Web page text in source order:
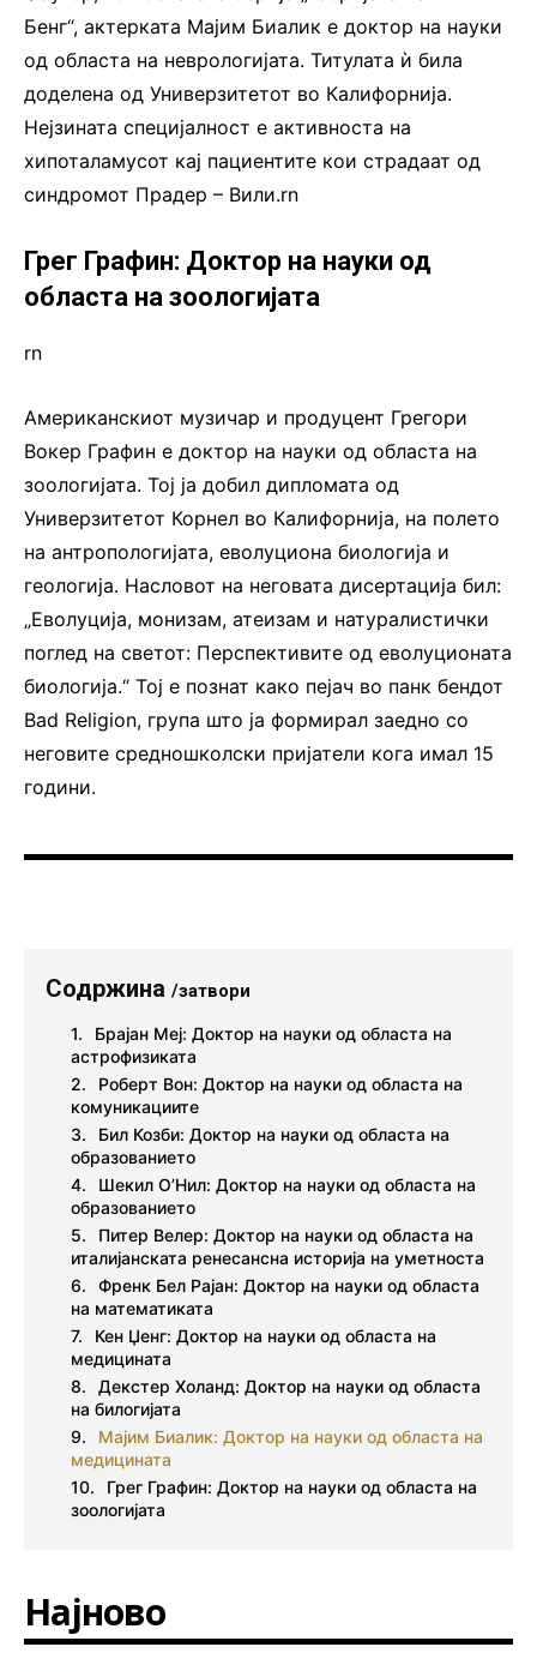
Бенг“, актерката Мајим Биалик е доктор на науки
од областа на неврологијата. Титулата ѝ била
доделена од Универзитетот во Калифорнија.
Нејзината специјалност е активноста на
хипоталамусот кај пациентите кои страдаат од
синдромот Прадер – Вили.rn
Грег Графин: Доктор на науки од
областа на зоологијата
rn
Американскиот музичар и продуцент Грегори
Вокер Графин е доктор на науки од областа на
зоологијата. Тој ја добил дипломата од
Универзитетот Корнел во Калифорнија, на полето
на антропологијата, еволуциона биологија и
геологија. Насловот на неговата дисертација бил:
„Еволуција, монизам, атеизам и натуралистички
поглед на светот: Перспективите од еволуционата
биологија.“ Тој е познат како пејач во панк бендот
Bad Religion, група што ја формирал заедно со
неговите средношколски пријатели кога имал 15
години.
Содржина /затвори
Брајан Меј: Доктор на науки од областа на
астрофизиката
Роберт Вон: Доктор на науки од областа на
комуникациите
Бил Козби: Доктор на науки од областа на
образованието
Шекил О’Нил: Доктор на науки од областа на
образованието
Питер Велер: Доктор на науки од областа на
италијанската ренесансна историја на уметноста
Френк Бел Рајан: Доктор на науки од областа
на математиката
Кен Џенг: Доктор на науки од областа на
медицината
Декстер Холанд: Доктор на науки од областа
на билогијата
Мајим Биалик: Доктор на науки од областа на
медицината
Грег Графин: Доктор на науки од областа на
зоологијата
Најново